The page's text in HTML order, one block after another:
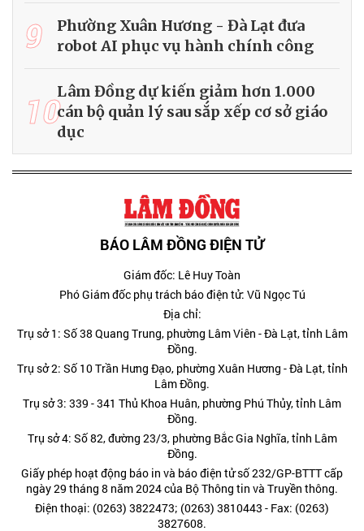
9
Phường Xuân Hương - Đà Lạt đưa
robot AI phục vụ hành chính công
10Lâm Đồng dự kiến giảm hơn 1.000
cán bộ quản lý sau sắp xếp cơ sở giáo
dục
BÁO LÂM ĐỒNG ĐIỆN TỬ
Giám đốc: Lê Huy Toàn
Phó Giám đốc phụ trách báo điện tử: Vũ Ngọc Tú
Địa chỉ:
Trụ sở 1: Số 38 Quang Trung, phường Lâm Viên - Đà Lạt, tỉnh Lâm
Đồng.
Trụ sở 2: Số 10 Trần Hưng Đạo, phường Xuân Hương - Đà Lạt, tỉnh
Lâm Đồng.
Trụ sở 3: 339 - 341 Thủ Khoa Huân, phường Phú Thủy, tỉnh Lâm
Đồng.
Trụ sở 4: Số 82, đường 23/3, phường Bắc Gia Nghĩa, tỉnh Lâm
Đồng.
Giấy phép hoạt động báo in và báo điện tử số 232/GP-BTTT cấp
ngày 29 tháng 8 năm 2024 của Bộ Thông tin và Truyền thông.
Điện thoại: (0263) 3822473; (0263) 3810443 - Fax: (0263)
3827608.